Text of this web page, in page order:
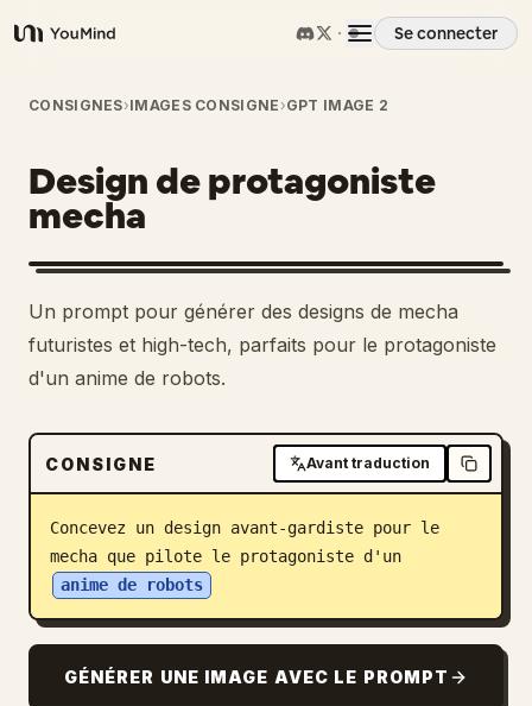
YouMind
Se connecter
Aperçu
Cas d'usage
Compétences
Invites
Télécharger
Blog
Mises à jour
CONSIGNES›IMAGES CONSIGNE ›GPT IMAGE 2
Design de protagoniste
mecha
Un prompt pour générer des designs de mecha
futuristes et high-tech, parfaits pour le protagoniste
d'un anime de robots.
CONSIGNE Avant traduction
Concevez un design avant-gardiste pour le
mecha que pilote le protagoniste d'un
anime de robots
GÉNÉRER UNE IMAGE AVEC LE PROMPT